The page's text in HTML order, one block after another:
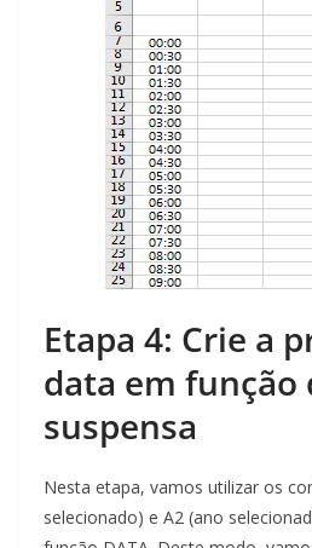
Etapa 4: Crie a
data em função
suspensa
Nesta etapa, vamos utilizar os
selecionado) e A2 (ano